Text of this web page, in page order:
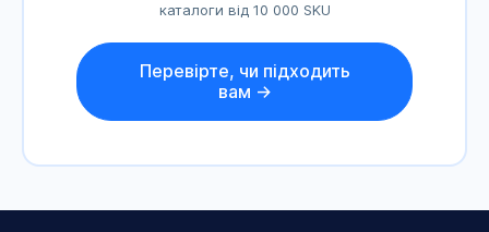
каталоги від 10 000 SKU
Перевірте, чи підходить
вам →